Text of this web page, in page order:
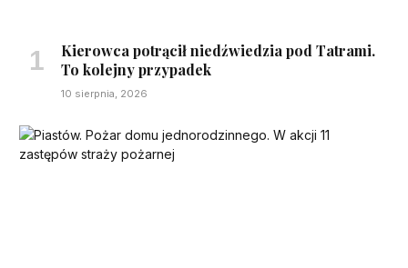
Kierowca potrącił niedźwiedzia pod Tatrami.
To kolejny przypadek
10 sierpnia, 2026